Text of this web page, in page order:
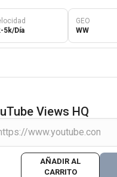
5k/Día
GEO
WW
Views HQ
AÑADIR AL
CARRITO